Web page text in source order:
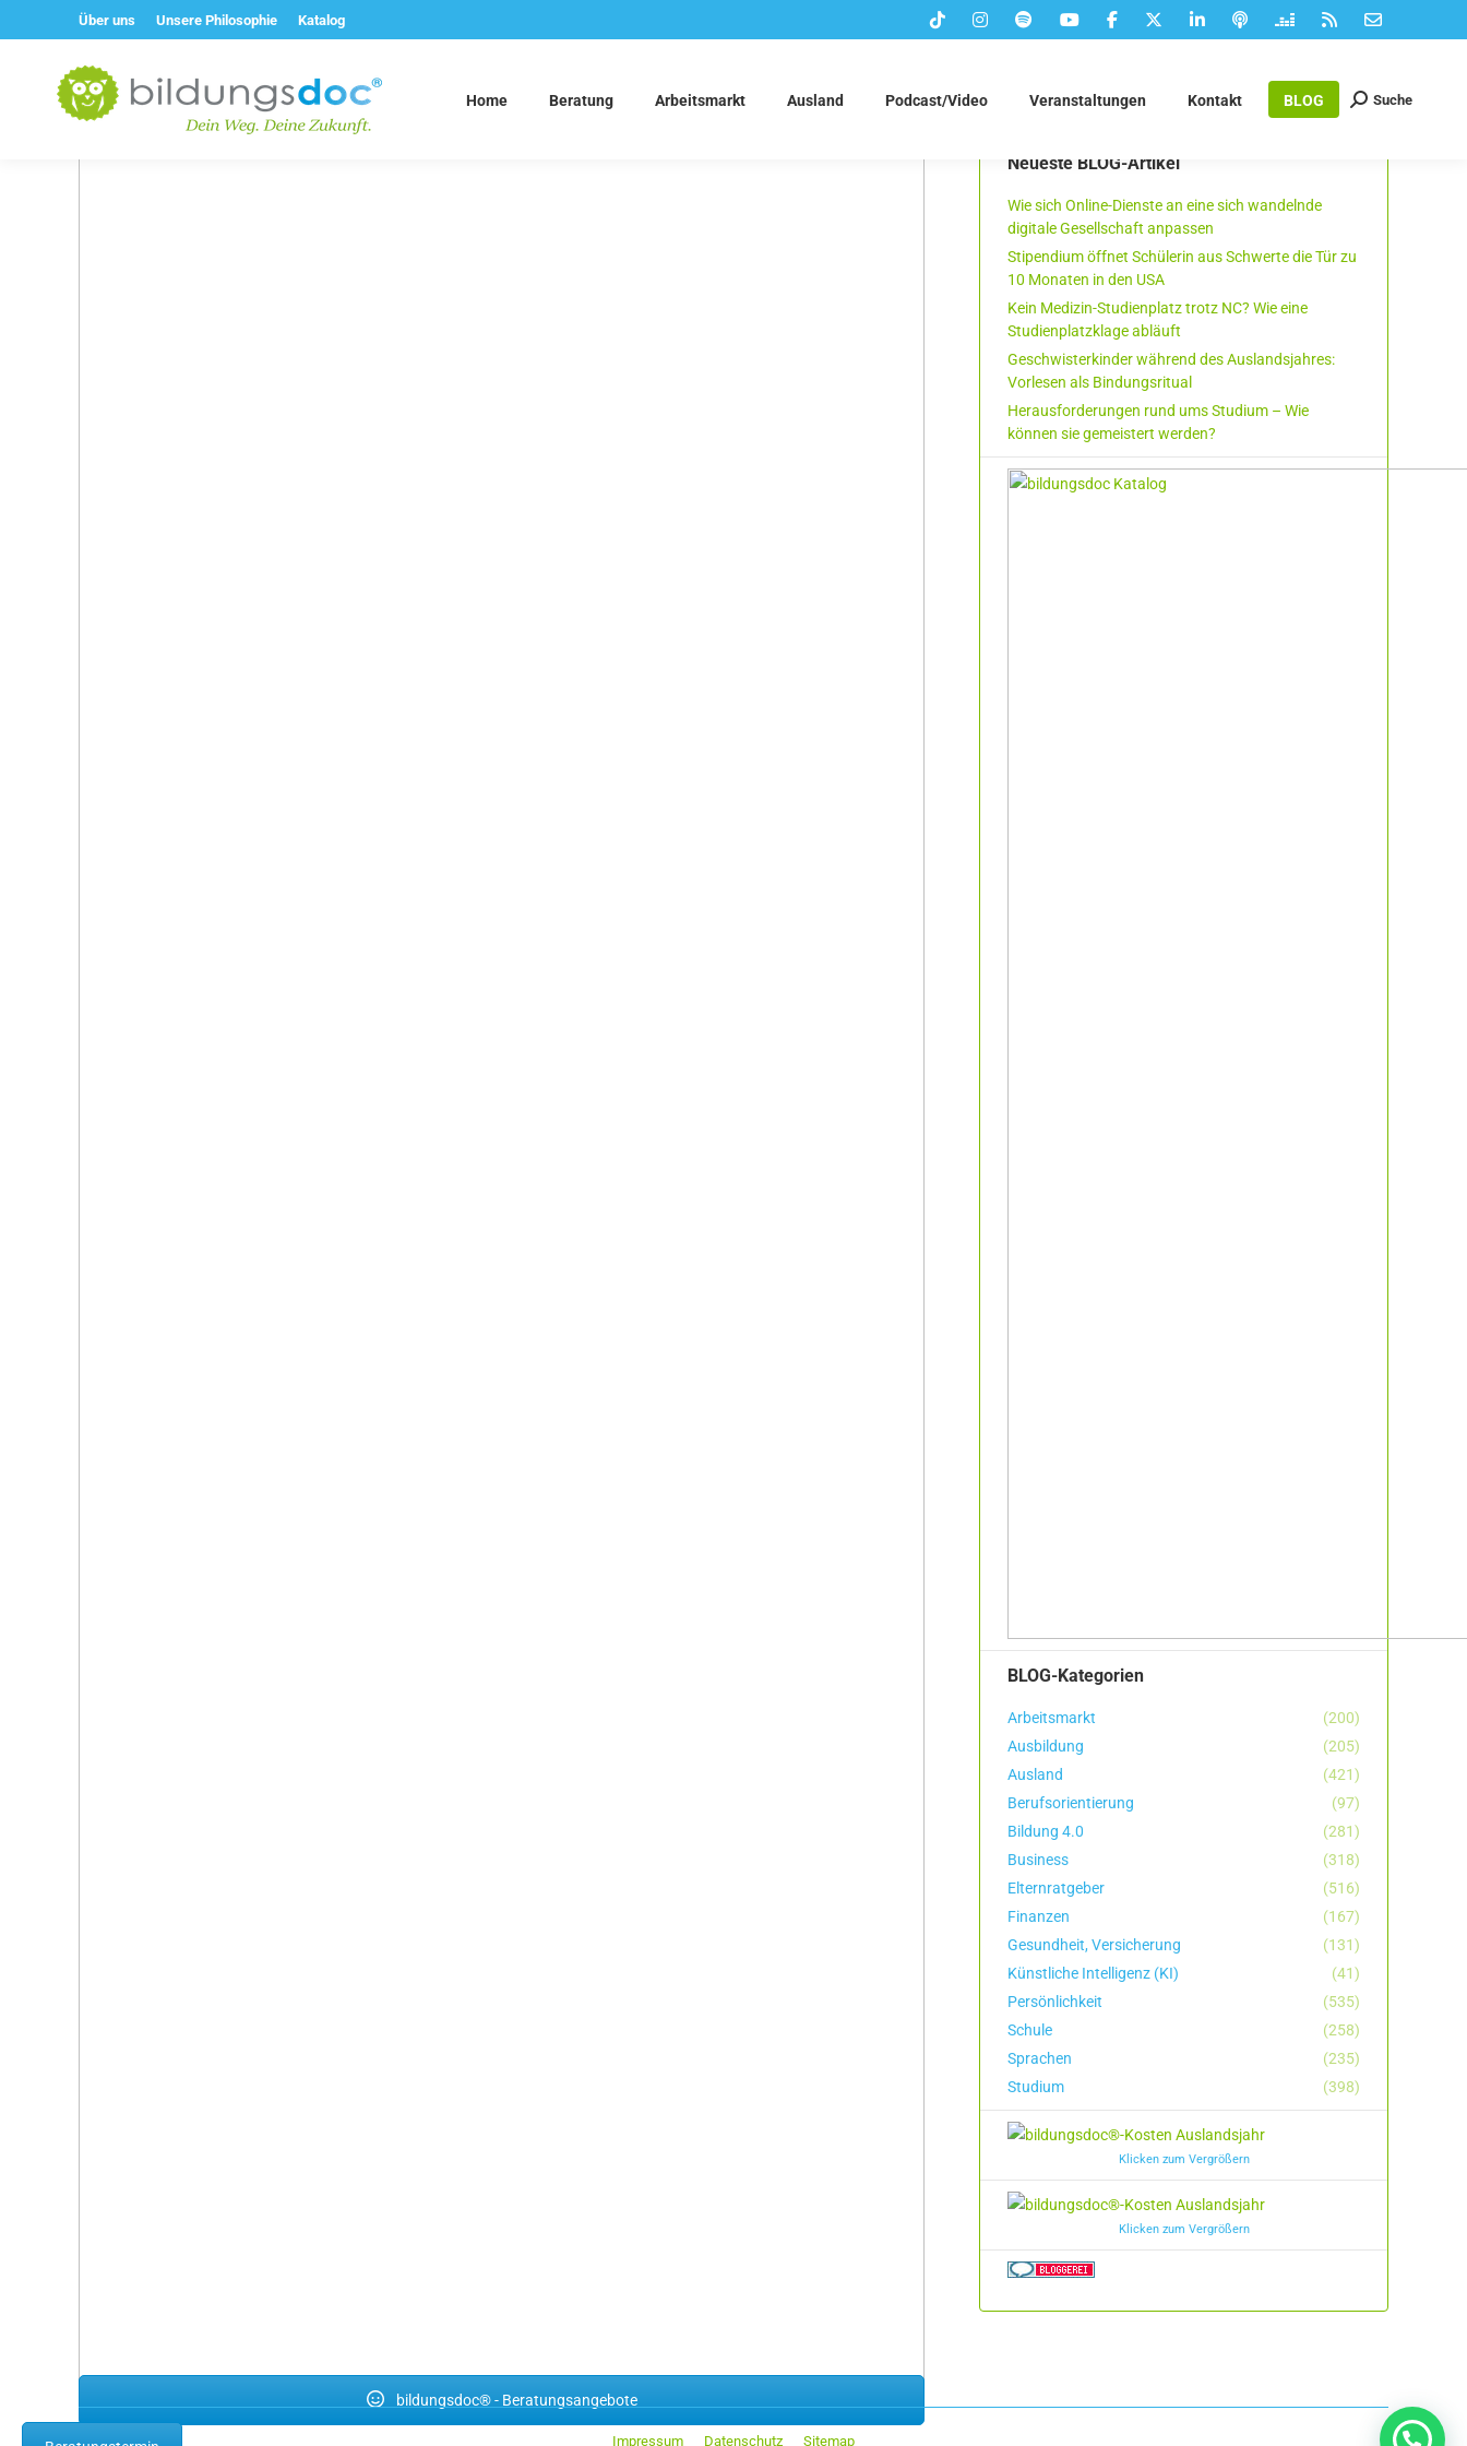
Über uns Unsere Philosophie Katalog
Home Beratung Arbeitsmarkt Ausland Podcast/Video Veranstaltungen Kontakt BLOG Suchen:
Suche
bildungsdoc® - Beratungsangebote
Neueste BLOG-Artikel
Wie sich Online-Dienste an eine sich wandelnde
digitale Gesellschaft anpassen
Stipendium öffnet Schülerin aus Schwerte die Tür zu
10 Monaten in den USA
Kein Medizin-Studienplatz trotz NC? Wie eine
Studienplatzklage abläuft
Geschwisterkinder während des Auslandsjahres:
Vorlesen als Bindungsritual
Herausforderungen rund ums Studium – Wie
können sie gemeistert werden?
BLOG-Kategorien
Arbeitsmarkt
(200)
Ausbildung
(205)
Ausland
(421)
Berufsorientierung
(97)
Bildung 4.0
(281)
Business
(318)
Elternratgeber
(516)
Finanzen
(167)
Gesundheit, Versicherung
(131)
Künstliche Intelligenz (KI)
(41)
Persönlichkeit
(535)
Schule
(258)
Sprachen
(235)
Studium
(398)
Klicken zum Vergrößern
Klicken zum Vergrößern
Impressum Datenschutz Sitemap